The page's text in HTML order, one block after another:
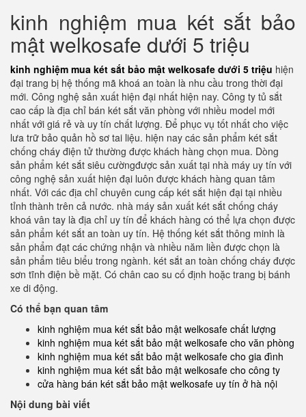
kinh nghiệm mua két sắt bảo
mật welkosafe dưới 5 triệu
kinh nghiệm mua két sắt bảo mật welkosafe dưới 5 triệu hiện
đại trang bị hệ thống mã khoá an toàn là nhu cầu trong thời đại
mới. Công nghệ sản xuất hiện đại nhất hiện nay. Công ty tủ sắt
cao cấp là địa chỉ bán két sắt văn phòng với nhiều model mới
nhất với giá rẻ và uy tín chất lượng. Để phục vụ tốt nhất cho việc
lưa trữ bảo quản hồ sơ tai liệu. hiện nay các sản phẩm két sắt
chống cháy điện tử thường được khách hàng chọn mua. Dòng
sản phẩm két sắt siêu cườngđược sản xuất tại nhà máy uy tín với
công nghệ sản xuất hiện đại luôn được khách hàng quan tâm
nhất. Với các địa chỉ chuyên cung cấp két sắt hiện đại tại nhiều
tỉnh thành trên cả nước. nhà máy sản xuất két sắt chống cháy
khoá vân tay là địa chỉ uy tín để khách hàng có thể lựa chọn được
sản phẩm két sắt an toàn uy tín. Hệ thống két sắt thông minh là
sản phẩm đạt các chứng nhận và nhiều năm liền được chọn là
sản phẩm tiêu biểu trong ngành. két sắt an toàn chống cháy được
sơn tĩnh điện bề mặt. Có chân cao su cố định hoặc trang bị bánh
xe di động.
Có thể bạn quan tâm
kinh nghiệm mua két sắt bảo mật welkosafe chất lượng
kinh nghiệm mua két sắt bảo mật welkosafe cho văn phòng
kinh nghiệm mua két sắt bảo mật welkosafe cho gia đình
kinh nghiệm mua két sắt bảo mật welkosafe cho công ty
cửa hàng bán két sắt bảo mật welkosafe uy tín ở hà nội
Nội dung bài viết